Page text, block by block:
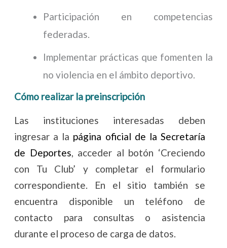
Participación en competencias
federadas.
Implementar prácticas que fomenten la
no violencia en el ámbito deportivo.
Cómo realizar la preinscripción
Las instituciones interesadas deben
ingresar a la página oficial de la Secretaría
de Deportes, acceder al botón ‘Creciendo
con Tu Club’ y completar el formulario
correspondiente. En el sitio también se
encuentra disponible un teléfono de
contacto para consultas o asistencia
durante el proceso de carga de datos.